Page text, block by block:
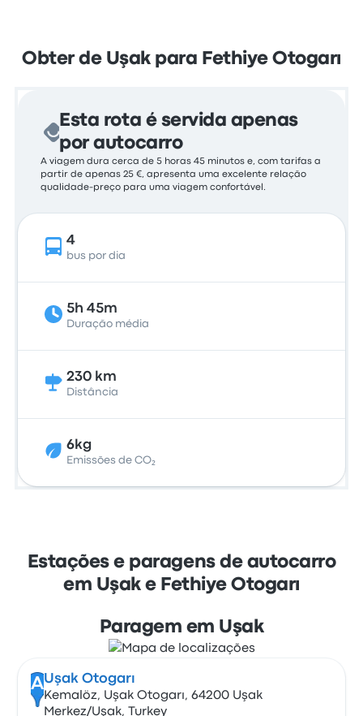
Obter de Uşak para Fethiye Otogarı
Esta rota é servida apenas
por autocarro
A viagem dura cerca de 5 horas 45 minutos e, com tarifas a
partir de apenas 25 €, apresenta uma excelente relação
qualidade-preço para uma viagem confortável.
4
bus por dia
5h 45m
Duração média
230 km
Distância
6kg
Emissões de CO₂
Estações e paragens de autocarro
em Uşak e Fethiye Otogarı
Paragem em Uşak
AUşak Otogarı
Kemalöz, Uşak Otogarı, 64200 Uşak
Merkez/Uşak, Turkey